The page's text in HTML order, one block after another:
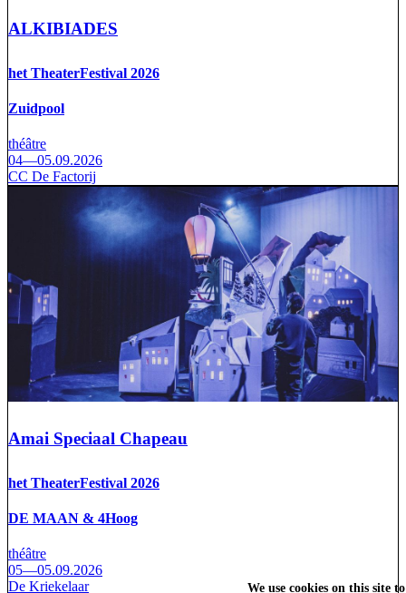
ALKIBIADES
het TheaterFestival 2026
Zuidpool
théâtre
04—05.09.2026
CC De Factorij
Amai Speciaal Chapeau
het TheaterFestival 2026
DE MAAN & 4Hoog
théâtre
05—05.09.2026
De Kriekelaar
We use cookies on this site